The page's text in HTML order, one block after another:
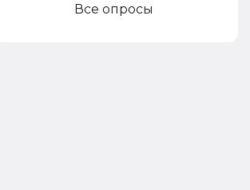
Все опросы